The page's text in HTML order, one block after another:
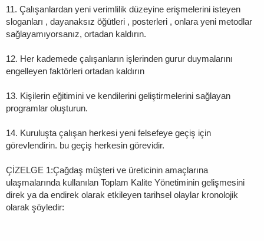
11. Çalışanlardan yeni verimlilik düzeyine erişmelerini isteyen
sloganları , dayanaksız öğütleri , posterleri , onlara yeni metodlar
sağlayamıyorsanız, ortadan kaldırın.
12. Her kademede çalışanların işlerinden gurur duymalarını
engelleyen faktörleri ortadan kaldırın
13. Kişilerin eğitimini ve kendilerini geliştirmelerini sağlayan
programlar oluşturun.
14. Kuruluşta çalışan herkesi yeni felsefeye geçiş için
görevlendirin. bu geçiş herkesin görevidir.
ÇİZELGE 1:Çağdaş müşteri ve üreticinin amaçlarına
ulaşmalarında kullanılan Toplam Kalite Yönetiminin gelişmesini
direk ya da endirek olarak etkileyen tarihsel olaylar kronolojik
olarak şöyledir: